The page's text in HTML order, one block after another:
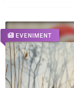
EVENIMENT